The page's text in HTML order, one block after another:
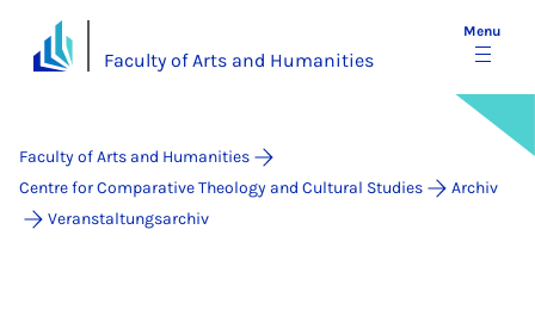
Faculty of Arts and Humanities
Menu
Faculty of Arts and Humanities
Centre for Comparative Theology and Cultural Studies
Archiv
Veranstaltungsarchiv